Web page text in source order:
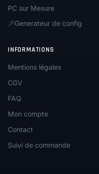
PC sur Mesure
Generateur de config
INFORMATIONS
Mentions légales
CGV
FAQ
Mon compte
Contact
Suivi de commande